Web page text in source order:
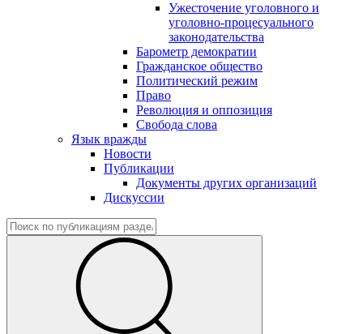
Ужесточение уголовного и
уголовно-процесуального
законодательства
Барометр демократии
Гражданское общество
Политический режим
Право
Революция и оппозиция
Свобода слова
Язык вражды
Новости
Публикации
Документы других организаций
Дискуссии